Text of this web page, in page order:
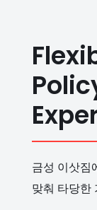
금성 이삿짐
맞춰 타당한